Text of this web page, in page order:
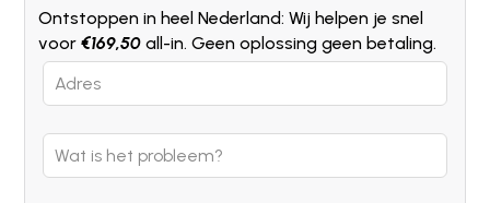
Ontstoppen in heel Nederland: Wij helpen je snel
voor€169,50 all-in. Geen oplossing geen betaling.
Leave
this
blank